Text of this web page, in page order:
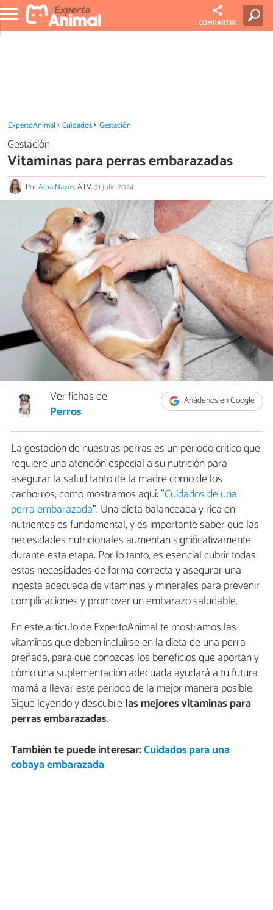
COMPARTIR
ExpertoAnimal Cuidados Gestación
Gestación
Vitaminas para perras embarazadas
PorAlba Navas, ATV.31 julio 2024
Añádenos en Google
Ver fichas de
Perros
La gestación de nuestras perras es un período crítico que
requiere una atención especial a su nutrición para
asegurar la salud tanto de la madre como de los
cachorros, como mostramos aquí: "Cuidados de una
perra embarazada". Una dieta balanceada y rica en
nutrientes es fundamental, y es importante saber que las
necesidades nutricionales aumentan significativamente
durante esta etapa. Por lo tanto, es esencial cubrir todas
estas necesidades de forma correcta y asegurar una
ingesta adecuada de vitaminas y minerales para prevenir
complicaciones y promover un embarazo saludable.
En este artículo de ExpertoAnimal te mostramos las
vitaminas que deben incluirse en la dieta de una perra
preñada, para que conozcas los beneficios que aportan y
cómo una suplementación adecuada ayudará a tu futura
mamá a llevar este período de la mejor manera posible.
Sigue leyendo y descubrelas mejores vitaminas para
perras embarazadas.
También te puede interesar:Cuidados para una
cobaya embarazada